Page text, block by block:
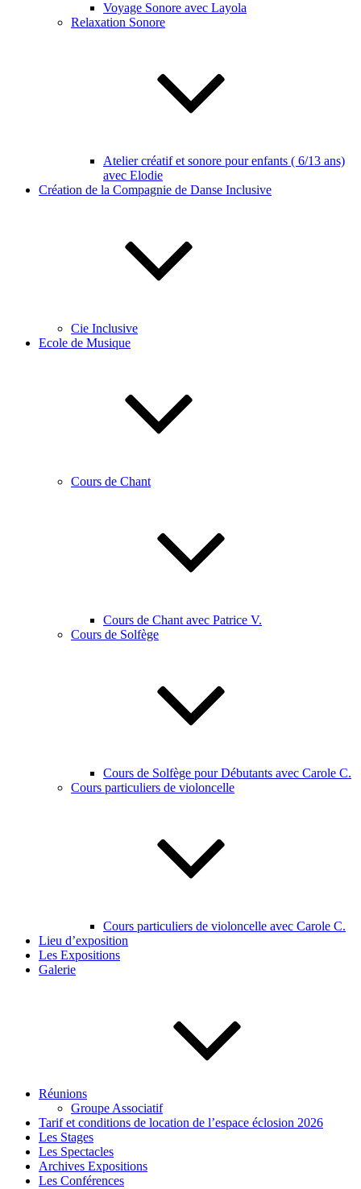
Voyage Sonore avec Layola
Relaxation Sonore
Atelier créatif et sonore pour enfants ( 6/13 ans)
avec Elodie
Création de la Compagnie de Danse Inclusive
Cie Inclusive
Ecole de Musique
Cours de Chant
Cours de Chant avec Patrice V.
Cours de Solfège
Cours de Solfège pour Débutants avec Carole C.
Cours particuliers de violoncelle
Cours particuliers de violoncelle avec Carole C.
Lieu d’exposition
Les Expositions
Galerie
Réunions
Groupe Associatif
Tarif et conditions de location de l’espace éclosion 2026
Les Stages
Les Spectacles
Archives Expositions
Les Conférences